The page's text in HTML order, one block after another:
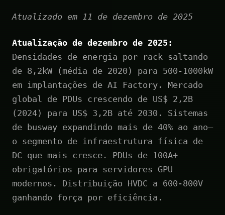
Atualizado em 11 de dezembro de 2025
Atualização de dezembro de 2025:
Densidades de energia por rack saltando
de 8,2kW (média de 2020) para 500-1000kW
em implantações de AI Factory. Mercado
global de PDUs crescendo de US$ 2,2B
(2024) para US$ 3,2B até 2030. Sistemas
de busway expandindo mais de 40% ao ano—
o segmento de infraestrutura física de
DC que mais cresce. PDUs de 100A+
obrigatórios para servidores GPU
modernos. Distribuição HVDC a 600-800V
ganhando força por eficiência.